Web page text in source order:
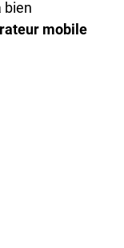
bien
mobile